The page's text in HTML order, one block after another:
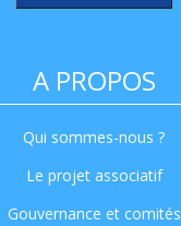
A PROPOS
Qui sommes-nous ?
Le projet associatif
Gouvernance et comités